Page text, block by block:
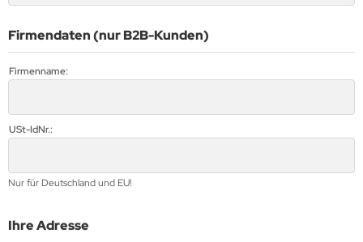
Firmendaten (nur B2B-Kunden)
Firmenname:
USt-IdNr.:
Nur für Deutschland und EU!
Ihre Adresse